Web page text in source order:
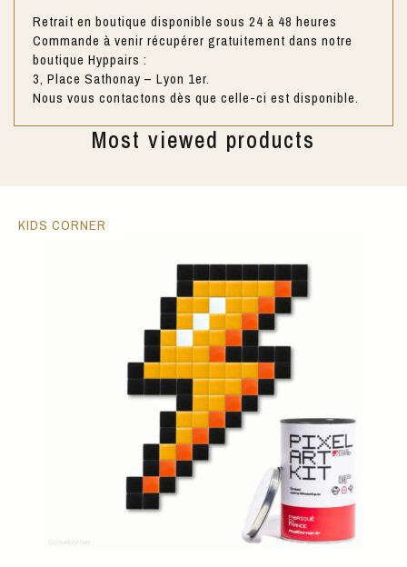
Retrait en boutique disponible sous 24 à 48 heures
Commande à venir récupérer gratuitement dans notre
boutique Hyppairs :
3, Place Sathonay – Lyon 1er.
Nous vous contactons dès que celle-ci est disponible.
Most viewed products
KIDS CORNER